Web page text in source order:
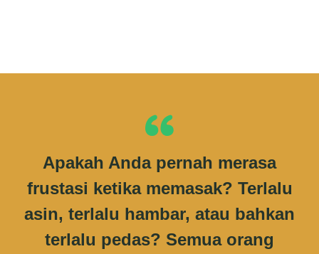
Apakah Anda pernah merasa
frustasi ketika memasak? Terlalu
asin, terlalu hambar, atau bahkan
terlalu pedas? Semua orang